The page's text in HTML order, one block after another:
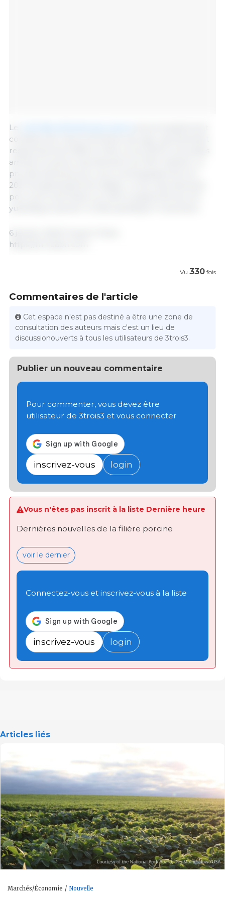
Le
constitué de maïs et de farine de soja, représentant
respectivement 66% et 24%, et les DDGS, les acides
aminés et autres représentent les 10% restants. Le
prix des aliments pour porcs d'engraissement en
2021 est généralement stable. Le prix des aliments
pour porcs de finition en 2021 a augmenté de 3,41
yuans/kg en janvier à 3,48 yuans/kg en novembre.
6 janvier 2022/ Huaon/ Chine.
https://m.huaon.com
Vu 330 fois
Commentaires de l'article
Cet espace n'est pas destiné a être une zone de
consultation des auteurs mais c'est un lieu de
discussionouverts à tous les utilisateurs de 3trois3.
Publier un nouveau commentaire
Pour commenter, vous devez être
utilisateur de 3trois3 et vous connecter
inscrivez-vous login
Vous n'êtes pas inscrit à la liste Dernière heure
Dernières nouvelles de la filière porcine
voir le dernier
Connectez-vous et inscrivez-vous à la liste
inscrivez-vous login
Articles liés
Marchés/Économie Nouvelle